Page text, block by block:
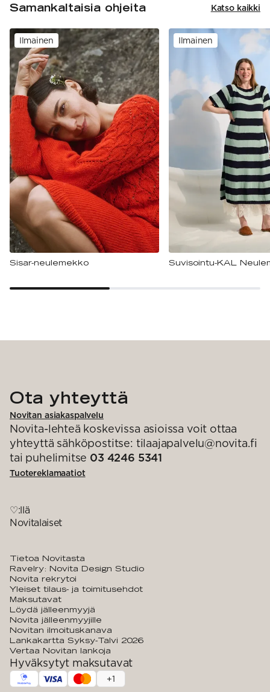
Samankaltaisia ohjeita Katso kaikki
Ilmainen
Sisar-neulemekko
Ilmainen
Suvisointu-KAL
Ota yhteyttä
Novitan asiakaspalvelu
Novita-lehteä koskevissa asioissa voit ottaa
yhteyttä sähköpostitse: tilaajapalvelu@novita.fi
tai puhelimitse 03 4246 5341
Tuotereklamaatiot
♡:llä
Novitalaiset
Tietoa Novitasta
Ravelry: Novita Design Studio
Novita rekrytoi
Yleiset tilaus- ja toimitusehdot
Maksutavat
Löydä jälleenmyyjä
Novita jälleenmyyjille
Novitan ilmoituskanava
Lankakartta Syksy-Talvi 2026
Vertaa Novitan lankoja
Hyväksytyt maksutavat
+1